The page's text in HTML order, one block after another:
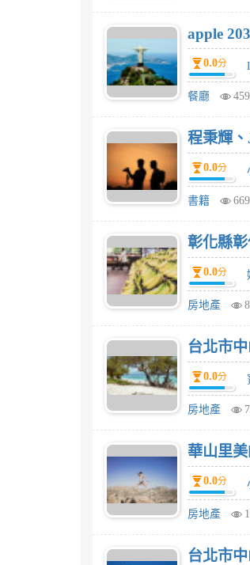
apple
0.0分
餐廳
程秉輝
0.0分
書籍
彰化縣
0.0分
房地產
台北市
0.0分
房地產
華山里
0.0分
房地產
台北市